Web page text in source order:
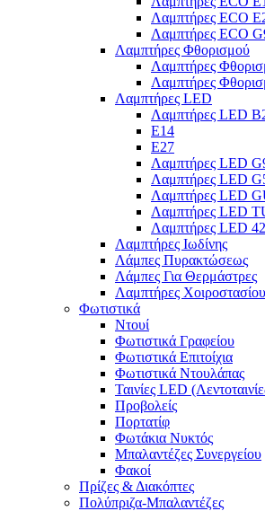
Λαμπτήρες ECO
Λαμπτήρες ECO
Λαμπτήρες Φθορισμού
Λαμπτήρες
Λαμπτήρες
Λαμπτήρες LED
Λαμπτήρες LED
E14
E27
Λαμπτήρες LED
Λαμπτήρες LED
Λαμπτήρες LED
Λαμπτήρες LED
Λαμπτήρες LED
Λαμπτήρες Ιωδίνης
Λάμπες Πυρακτώσεως
Λάμπες Για Θερμάστρες
Λαμπτήρες Χοιροστασίου
Φωτιστικά
Ντουί
Φωτιστικά Γραφείου
Φωτιστικά Επιτοίχια
Φωτιστικά Ντουλάπας
Ταινίες LED
Προβολείς
Πορτατίφ
Φωτάκια Νυκτός
Μπαλαντέζες Συνεργείου
Φακοί
Πρίζες & Διακόπτες
Πολύπριζα-Μπαλαντέζες